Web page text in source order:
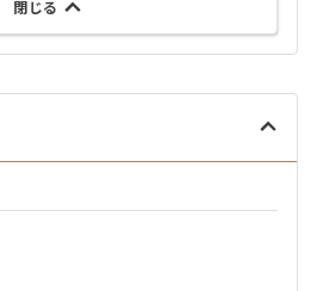
閉じる